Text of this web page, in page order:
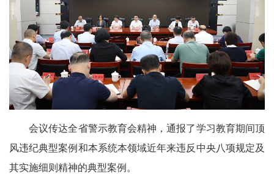
会议传达全省警示教育会精神，通报了学习教育期间顶
风违纪典型案例和本系统本领域近年来违反中央八项规定及
其实施细则精神的典型案例。